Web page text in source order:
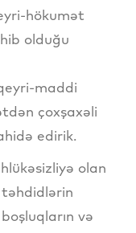
hökumət
olduğu
maddi
çoxşaxəli
edirik.
olan
və